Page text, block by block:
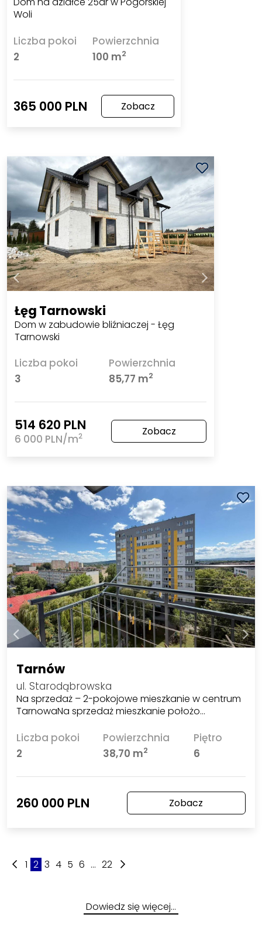
Woli
Liczba pokoi
2
Powierzchnia
100 m2
365 000 PLN Zobacz
Łęg Tarnowski
Dom w zabudowie bliźniaczej - Łęg
Tarnowski
Liczba pokoi
3
Powierzchnia
85,77 m2
514 620 PLN
6 000 PLN/m2 Zobacz
Tarnów
ul. Starodąbrowska
Na sprzedaż – 2-pokojowe mieszkanie w centrum
TarnowaNa sprzedaż mieszkanie położo…
Liczba pokoi
2
Powierzchnia
38,70 m2
Piętro
6
260 000 PLN Zobacz
1 2 3 4 5 6 ... 22
Dowiedz się więcej…